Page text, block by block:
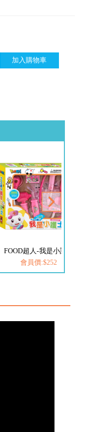
FOOD超人-我是小醫生
會員價:$252